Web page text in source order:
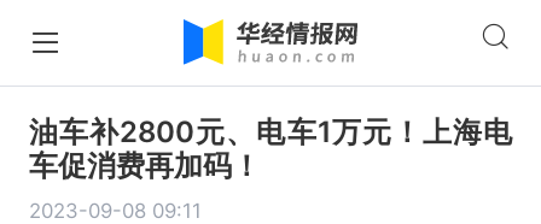
油车补2800元、电车1万元！上海电
车促消费再加码！
2023-09-08 09:11